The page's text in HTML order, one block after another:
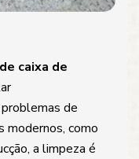
caixa de
de
modernos, como
a limpeza é